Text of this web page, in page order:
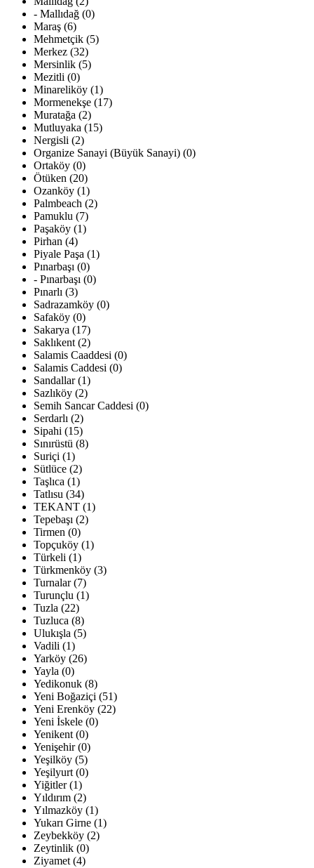
- Mallıdağ (0)
Maraş (6)
Mehmetçik (5)
Merkez (32)
Mersinlik (5)
Mezitli (0)
Minareliköy (1)
Mormenekşe (17)
Muratağa (2)
Mutluyaka (15)
Nergisli (2)
Organize Sanayi (Büyük Sanayi) (0)
Ortaköy (0)
Ötüken (20)
Ozanköy (1)
Palmbeach (2)
Pamuklu (7)
Paşaköy (1)
Pirhan (4)
Piyale Paşa (1)
Pınarbaşı (0)
- Pınarbaşı (0)
Pınarlı (3)
Sadrazamköy (0)
Safaköy (0)
Sakarya (17)
Saklıkent (2)
Salamis Caaddesi (0)
Salamis Caddesi (0)
Sandallar (1)
Sazlıköy (2)
Semih Sancar Caddesi (0)
Serdarlı (2)
Sipahi (15)
Sınırüstü (8)
Suriçi (1)
Sütlüce (2)
Taşlıca (1)
Tatlısu (34)
TEKANT (1)
Tepebaşı (2)
Tirmen (0)
Topçuköy (1)
Türkeli (1)
Türkmenköy (3)
Turnalar (7)
Turunçlu (1)
Tuzla (22)
Tuzluca (8)
Ulukışla (5)
Vadili (1)
Yarköy (26)
Yayla (0)
Yedikonuk (8)
Yeni Boğaziçi (51)
Yeni Erenköy (22)
Yeni İskele (0)
Yenikent (0)
Yenişehir (0)
Yeşilköy (5)
Yeşilyurt (0)
Yiğitler (1)
Yıldırım (2)
Yılmazköy (1)
Yukarı Girne (1)
Zeybekköy (2)
Zeytinlik (0)
Ziyamet (4)